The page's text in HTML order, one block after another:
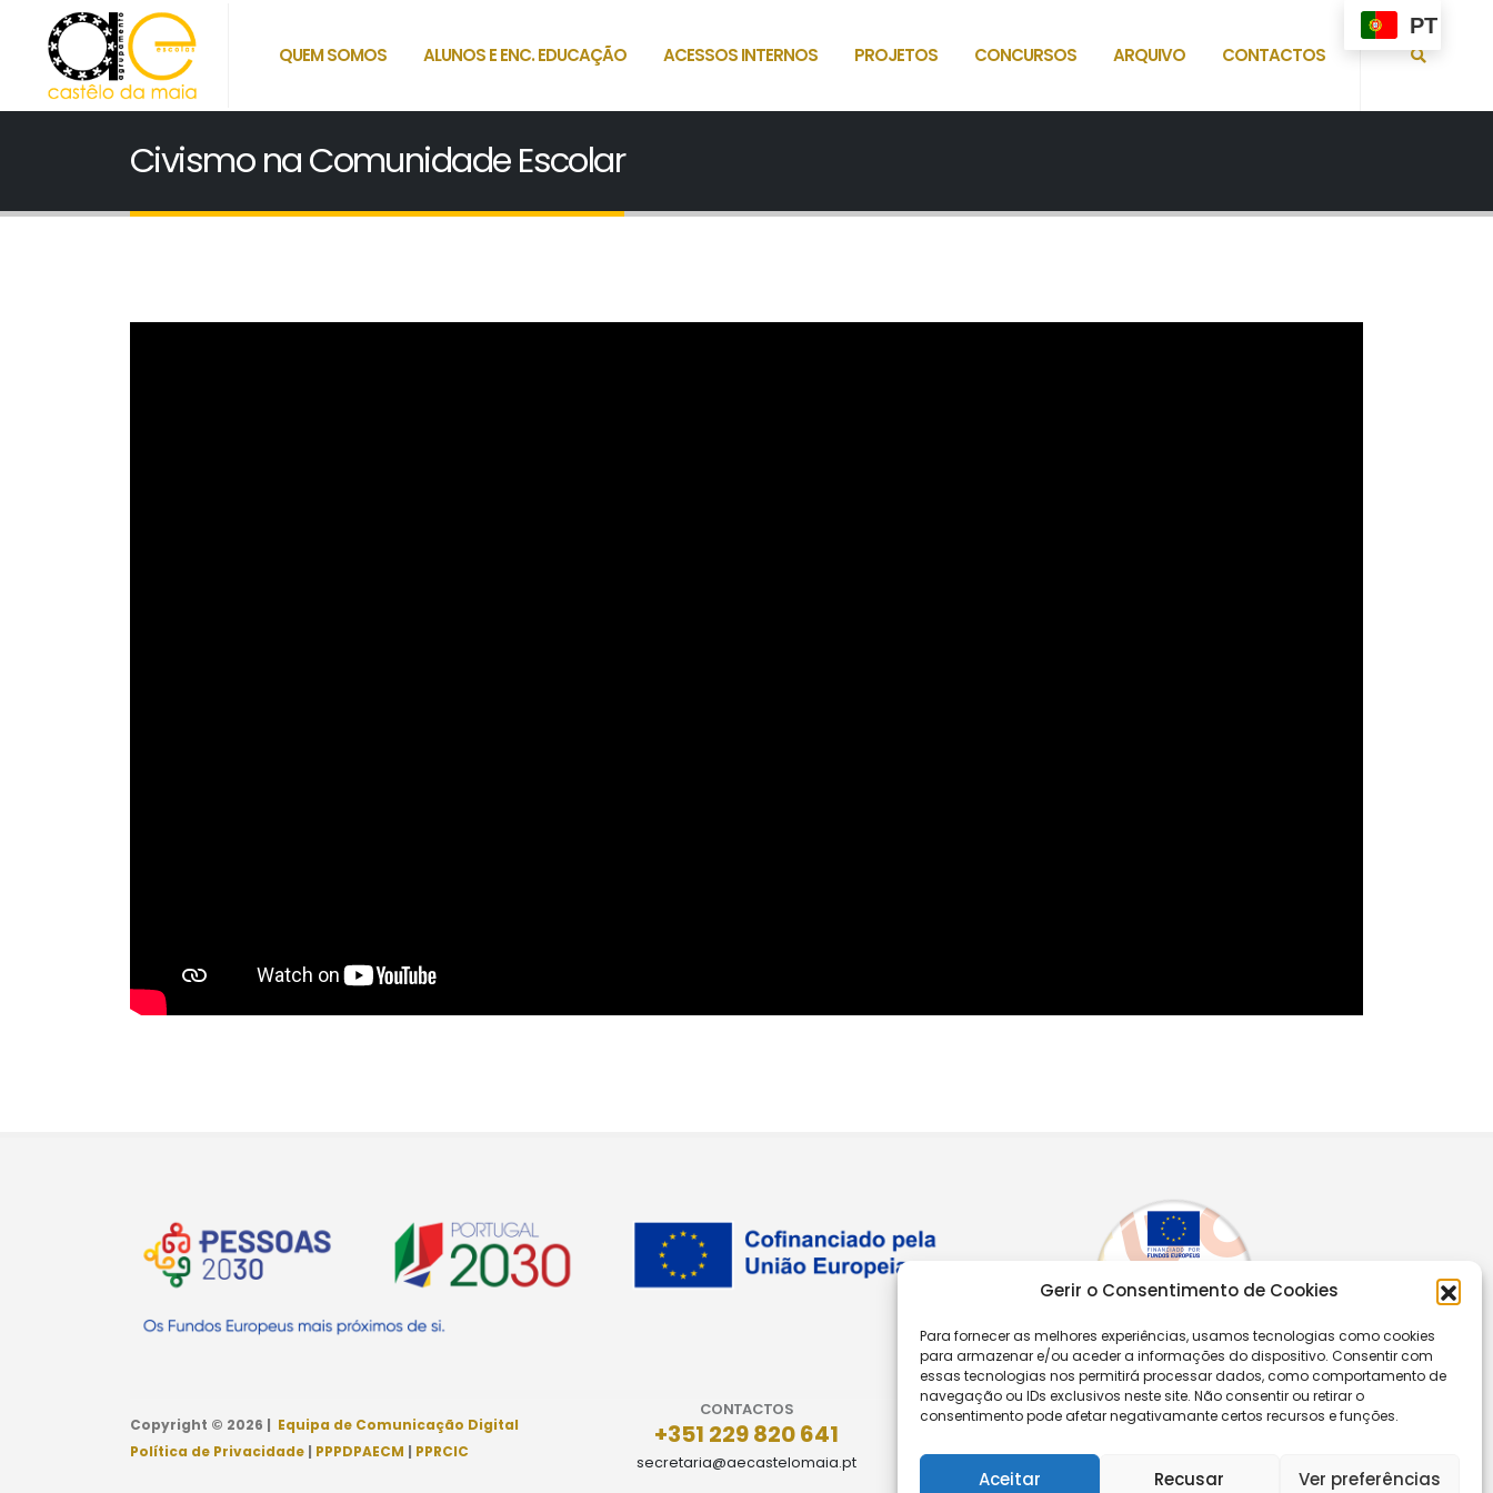
Gerir o Consentimento de Cookies
Para fornecer as melhores experiências, usamos tecnologias como cookies
para armazenar e/ou aceder a informações do dispositivo. Consentir com
essas tecnologias nos permitirá processar dados, como comportamento de
navegação ou IDs exclusivos neste site. Não consentir ou retirar o
consentimento pode afetar negativamante certos recursos e funções.
Aceitar Recusar Ver preferências
QUEM SOMOS ALUNOS E ENC. EDUCAÇÃO ACESSOS INTERNOS PROJETOS CONCURSOS ARQUIVO CONTACTOS
PT
Civismo na Comunidade Escolar
Copyright © 2026 | Equipa de Comunicação Digital
Política de Privacidade | PPPDPAECM | PPRCIC
CONTACTOS
+351 229 820 641
secretaria@aecastelomaia.pt